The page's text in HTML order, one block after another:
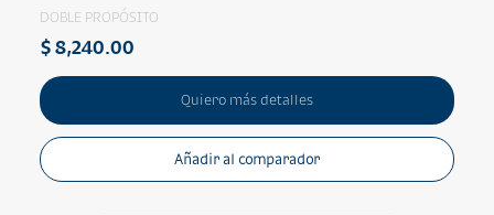
DOBLE PROPÓSITO
$ 8,240.00
Quiero más detalles
Añadir al comparador